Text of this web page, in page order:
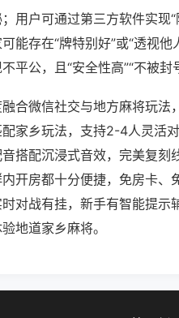
用户可通过第三方软件实现
能存在“牌特别好”或“透视
平公，且“安全性高”“不被封
合微信社交与地方麻将玩
家乡玩法，支持2-4人灵活
搭配沉浸式音效，完美复
开房都十分便捷，免房卡
对战有挂，新手有智能提
地道家乡麻将。